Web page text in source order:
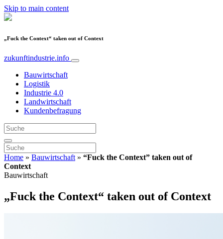
Skip to main content
„Fuck the Context“ taken out of Context
zukunftindustrie.info
Bauwirtschaft
Logistik
Industrie 4.0
Landwirtschaft
Kundenbefragung
Home » Bauwirtschaft » “Fuck the Context” taken out of
Context
Bauwirtschaft
„Fuck the Context“ taken out of Context